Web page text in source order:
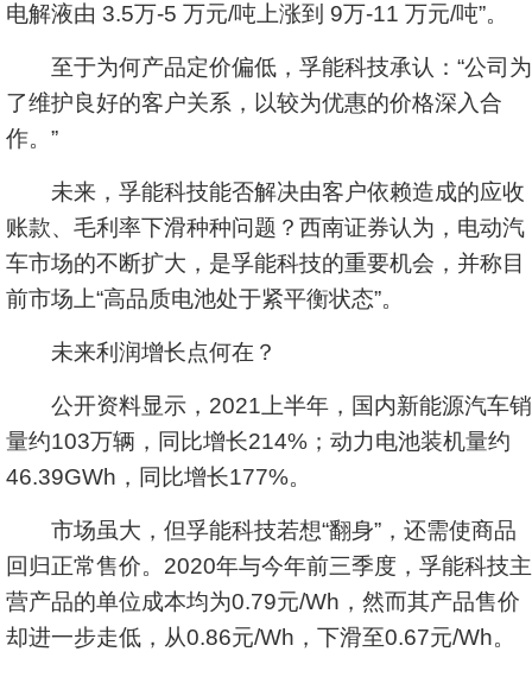
电解液由 3.5万-5 万元/吨上涨到 9万-11 万元/吨”。
至于为何产品定价偏低，孚能科技承认：“公司为
了维护良好的客户关系，以较为优惠的价格深入合
作。”
未来，孚能科技能否解决由客户依赖造成的应收
账款、毛利率下滑种种问题？ 西南证券认为，电动汽
车市场的不断扩大，是孚能科技的重要机会，并称目
前市场上“高品质电池处于紧平衡状态”。
未来利润增长点何在？
公开资料显示，2021上半年，国内新能源汽车销
量约103万辆，同比增长214%；动力电池装机量约
46.39GWh，同比增长177%。
市场虽大，但孚能科技若想“翻身”，还需使商品
回归正常售价。2020年与今年前三季度，孚能科技主
营产品的单位成本均为0.79元/Wh，然而其产品售价
却进一步走低，从0.86元/Wh，下滑至0.67元/Wh。